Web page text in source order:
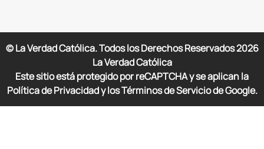
© La Verdad Católica. Todos los Derechos Reservados2026
La Verdad Católica
Este sitio está protegido por reCAPTCHA y se aplican la
Política de Privacidad y los Términos de Servicio de Google.